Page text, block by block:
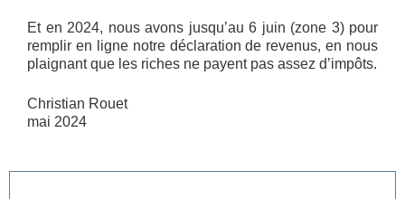
Et en 2024, nous avons jusqu’au 6 juin (zone 3) pour
remplir en ligne notre déclaration de revenus, en nous
plaignant que les riches ne payent pas assez d’impôts.
Christian Rouet
mai 2024